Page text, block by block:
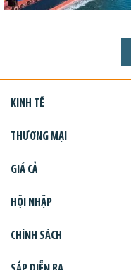
KINH TẾ
THƯƠNG MẠI
GIÁ CẢ
HỘI NHẬP
CHÍNH SÁCH